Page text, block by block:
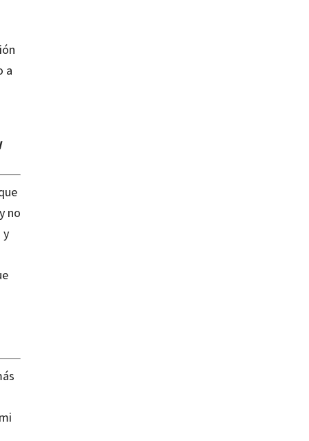
a
no
y